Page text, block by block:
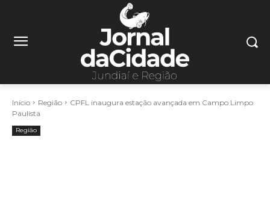
Início Região
CPFL inaugura estação avançada em Campo Limpo
Paulista
Região